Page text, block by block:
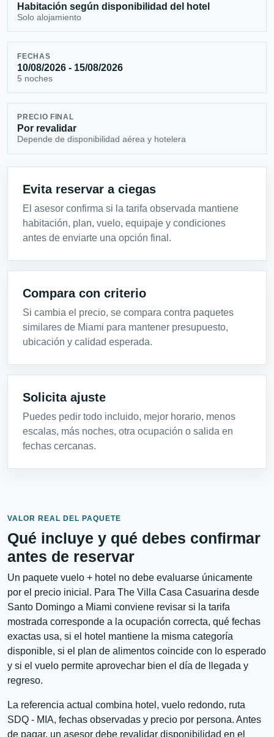
Habitación según disponibilidad del hotel
Solo alojamiento
FECHAS
10/08/2026 - 15/08/2026
5 noches
PRECIO FINAL
Por revalidar
Depende de disponibilidad aérea y hotelera
Evita reservar a ciegas
El asesor confirma si la tarifa observada mantiene
habitación, plan, vuelo, equipaje y condiciones
antes de enviarte una opción final.
Compara con criterio
Si cambia el precio, se compara contra paquetes
similares de Miami para mantener presupuesto,
ubicación y calidad esperada.
Solicita ajuste
Puedes pedir todo incluido, mejor horario, menos
escalas, más noches, otra ocupación o salida en
fechas cercanas.
VALOR REAL DEL PAQUETE
Qué incluye y qué debes confirmar
antes de reservar
Un paquete vuelo + hotel no debe evaluarse únicamente
por el precio inicial. Para The Villa Casa Casuarina desde
Santo Domingo a Miami conviene revisar si la tarifa
mostrada corresponde a la ocupación correcta, qué fechas
exactas usa, si el hotel mantiene la misma categoría
disponible, si el plan de alimentos coincide con lo esperado
y si el vuelo permite aprovechar bien el día de llegada y
regreso.
La referencia actual combina hotel, vuelo redondo, ruta
SDQ - MIA, fechas observadas y precio por persona. Antes
de pagar, un asesor debe revalidar disponibilidad en el